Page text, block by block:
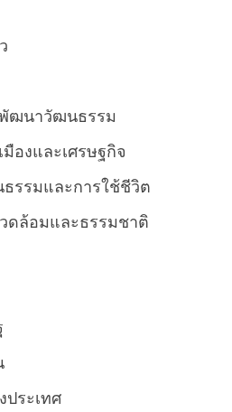
พัฒนาวัฒนธรรม
มืองและเศรษฐกิจ
รรมและการใช้ชีวิต
ดล้อมและธรรมชาติ
ประเทศ